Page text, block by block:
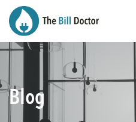
Blog